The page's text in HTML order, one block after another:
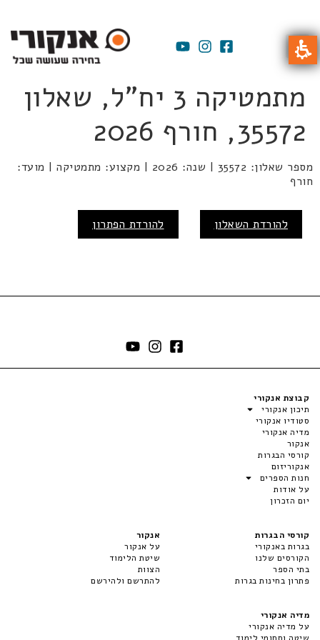
מתמטיקה 3 יח"ל, שאלון
35572, חורף 2026
מספר שאלון: 35572 | שנה: 2026 | מקצוע: מתמטיקה | מועד:
חורף
להורדת השאלון להורדת הפתרון
קבוצת אנקורי
תיכון אנקורי
סטודיו אנקורי
מדיה אנקורי
אנקור
קורסי הבגרות
אנקוריזום
חנות הספרים
על אודות
יום הזכרון
קורסי הבגרות
בגרות באנקורי
הקורסים שלנו
בתי הספר
פתרון בחינות בגרות
אנקור
על אנקור
שיטת הלימוד
הצוות
להתרשם ולהירשם
מדיה אנקורי
על מדיה אנקורי